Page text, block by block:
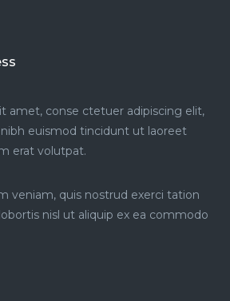
amet, conse ctetuer adipiscing elit,
euismod tincidunt ut laoreet
erat volutpat.
veniam, quis nostrud exerci tation
nisl ut aliquip ex ea commodo